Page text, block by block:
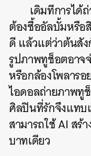
เดิมทีการได้
ต้องซื้ออัลบั้มหรือ
ดี แล้วแต่ว่าต้นสั
รูปภาพทูช็อตอาจ
หรือกล้องโพลาร
ไอดอลถ่ายภาพทู
ศิลปินที่รักจึงแทบ
สามารถใช้ AI สร้
บาทเดียว